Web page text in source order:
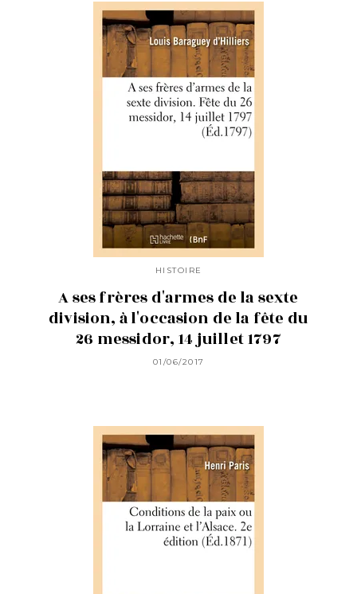
HISTOIRE
A ses frères d'armes de la sexte
division, à l'occasion de la fête du
26 messidor, 14 juillet 1797
01/06/2017